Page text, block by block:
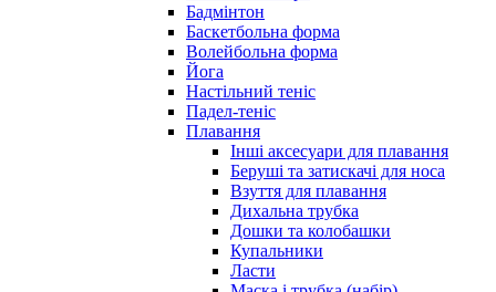
Бадмінтон
Баскетбольна форма
Волейбольна форма
Йога
Настільний теніс
Падел-теніс
Плавання
Інші аксесуари для плавання
Беруші та затискачі для носа
Взуття для плавання
Дихальна трубка
Дошки та колобашки
Купальники
Ласти